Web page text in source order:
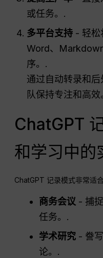
或任务。.
多平台支持 - 轻松
Word、
序。.
通过自动转录和
队保持专注和高效
ChatGPT
和学习中的
ChatGPT 记录模式非常适
商务会议 - 捕
任务。.
学术研究 - 誊
论。.